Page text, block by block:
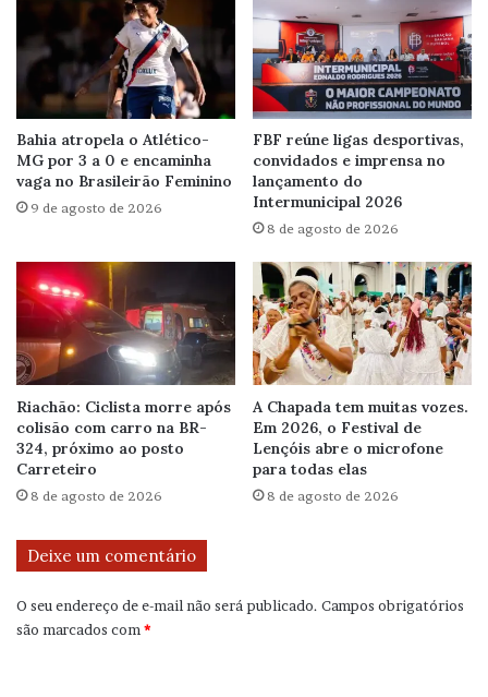
Bahia atropela o Atlético-
MG por 3 a 0 e encaminha
vaga no Brasileirão Feminino
9 de agosto de 2026
FBF reúne ligas desportivas,
convidados e imprensa no
lançamento do
Intermunicipal 2026
8 de agosto de 2026
Riachão: Ciclista morre após
colisão com carro na BR-
324, próximo ao posto
Carreteiro
8 de agosto de 2026
A Chapada tem muitas vozes.
Em 2026, o Festival de
Lençóis abre o microfone
para todas elas
8 de agosto de 2026
Deixe um comentário
O seu endereço de e-mail não será publicado. Campos obrigatórios
são marcados com *